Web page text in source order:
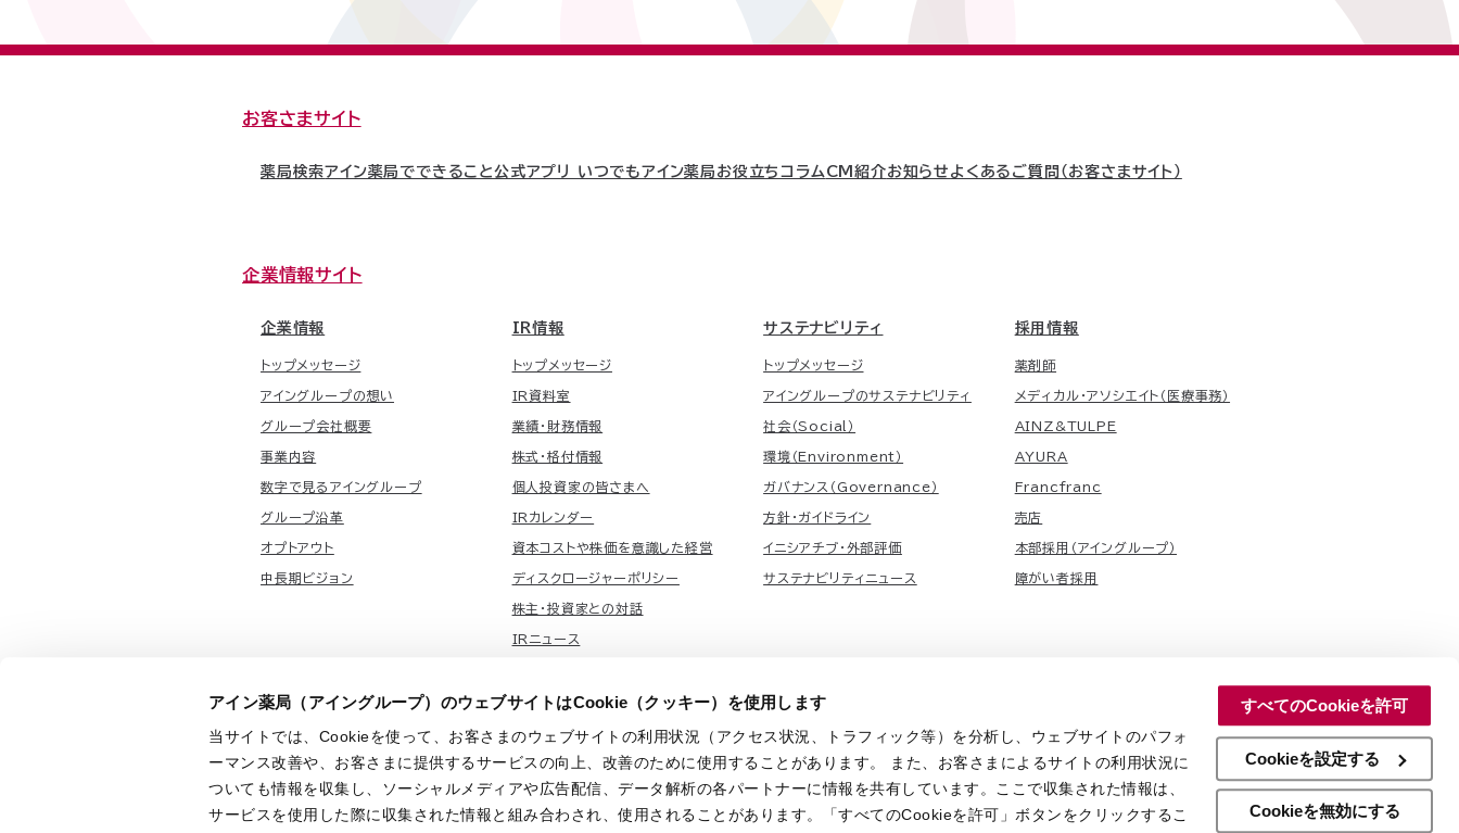
アイン薬局（アイングループ）のウェブサイトはCookie（クッキー）を使用します
当サイトでは、Cookieを使って、お客さまのウェブサイトの利用状況（アクセス状況、トラフィック等）を分析し、ウェブサイトのパフォ
ーマンス改善や、お客さまに提供するサービスの向上、改善のために使用することがあります。 また、お客さまによるサイトの利用状況に
ついても情報を収集し、ソーシャルメディアや広告配信、データ解析の各パートナーに情報を共有しています。ここで収集された情報は、
サービスを使用した際に収集された情報と組み合わされ、使用されることがあります。「すべてのCookieを許可」ボタンをクリックするこ
すべてのCookieを許可
Cookieを設定する
Cookieを無効にする
お客さまサイト
薬局検索アイン薬局でできること公式アプリ いつでもアイン薬局 お役立ちコラム CM紹介お知らせ よくあるご質問（お客さまサイト）
企業情報サイト
企業情報
トップメッセージ
アイングループの想い
グループ会社概要
事業内容
数字で見るアイングループ
グループ沿革
オプトアウト
中長期ビジョン
IR情報
トップメッセージ
IR資料室
業績・財務情報
株式・格付情報
個人投資家の皆さまへ
IRカレンダー
資本コストや株価を意識した経営
ディスクロージャーポリシー
株主・投資家との対話
IRニュース
サステナビリティ
トップメッセージ
アイングループのサステナビリティ
社会（Social）
環境（Environment）
ガバナンス（Governance）
方針・ガイドライン
イニシアチブ・外部評価
サステナビリティニュース
採用情報
薬剤師
メディカル・アソシエイト（医療事務）
AINZ&TULPE
AYURA
Francfranc
売店
本部採用（アイングループ）
障がい者採用
CM紹介 お知らせ 学会・学術総会発表・論文発表 よくあるご質問（企業情報サイト）
English